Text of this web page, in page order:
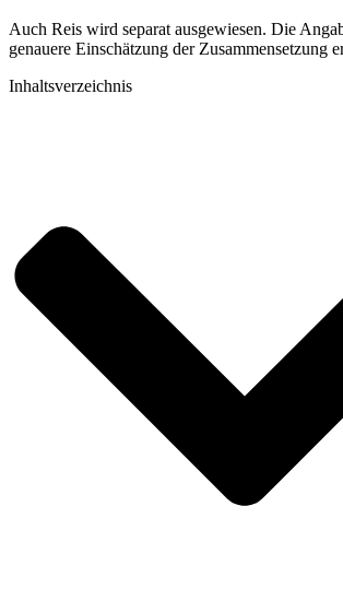
Auch Reis wird separat ausgewiesen. Die
genauere Einschätzung der Zusammensetzung
Inhaltsverzeichnis​